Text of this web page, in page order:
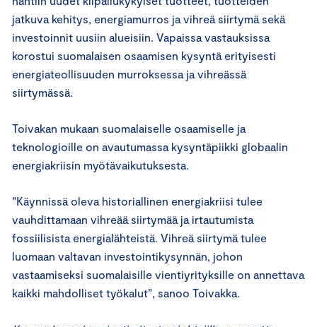
jatkuva kehitys, energiamurros ja vihreä siirtymä sekä
investoinnit uusiin alueisiin. Vapaissa vastauksissa
korostui suomalaisen osaamisen kysyntä erityisesti
energiateollisuuden murroksessa ja vihreässä
siirtymässä.
Toivakan mukaan suomalaiselle osaamiselle ja
teknologioille on avautumassa kysyntäpiikki globaalin
energiakriisin myötävaikutuksesta.
”Käynnissä oleva historiallinen energiakriisi tulee
vauhdittamaan vihreää siirtymää ja irtautumista
fossiilisista energialähteistä. Vihreä siirtymä tulee
luomaan valtavan investointikysynnän, johon
vastaamiseksi suomalaisille vientiyrityksille on annettava
kaikki mahdolliset työkalut”, sanoo Toivakka.